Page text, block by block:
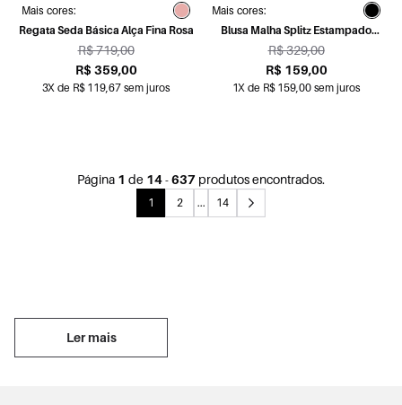
Mais cores:
Regata Seda Básica Alça Fina Rosa
R$ 719,00
R$ 359,00
3X de R$ 119,67 sem juros
Mais cores:
Blusa Malha Splitz Estampado
Fundo Verde
R$ 329,00
R$ 159,00
1X de R$ 159,00 sem juros
Página 1 de 14-637 produtos encontrados.
1 2 ... 14
Ler mais